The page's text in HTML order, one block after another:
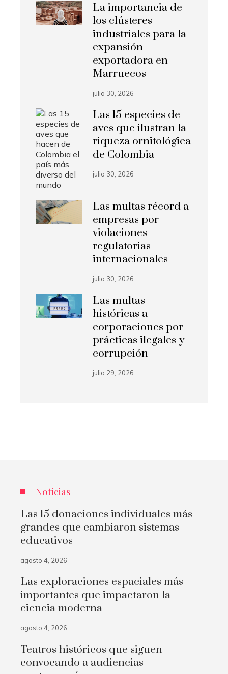
La importancia de
los clústeres
industriales para la
expansión
exportadora en
Marruecos
julio 30, 2026
Las 15 especies de
aves que ilustran la
riqueza ornitológica
de Colombia
julio 30, 2026
Las multas récord a
empresas por
violaciones
regulatorias
internacionales
julio 30, 2026
Las multas
históricas a
corporaciones por
prácticas ilegales y
corrupción
julio 29, 2026
Noticias
Las 15 donaciones individuales más
grandes que cambiaron sistemas
educativos
agosto 4, 2026
Las exploraciones espaciales más
importantes que impactaron la
ciencia moderna
agosto 4, 2026
Teatros históricos que siguen
convocando a audiencias